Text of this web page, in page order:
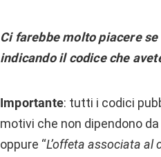
Ci farebbe molto piacere
indicando il codice che
Importante: tutti i codici
motivi che non dipendono
oppure “L’offeta associata al